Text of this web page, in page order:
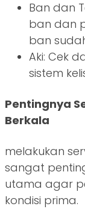
Ban dan
ban dan
ban
Aki: Cek
sistem
Pentingnya
Berkala
melakukan
sangat
utama agar
kondisi prima.